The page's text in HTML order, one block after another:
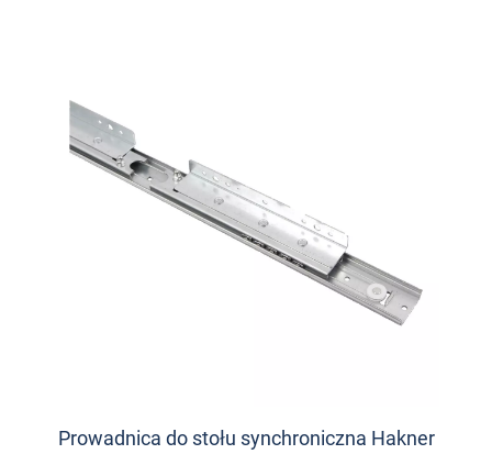
Prowadnica do stołu synchroniczna Hakner